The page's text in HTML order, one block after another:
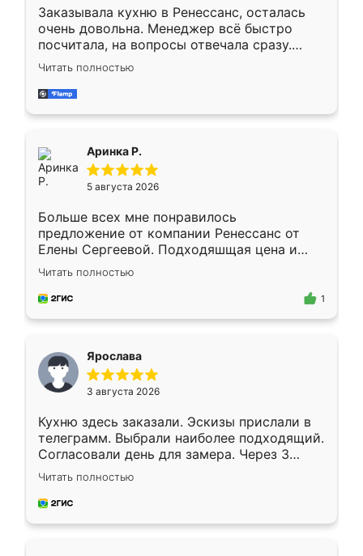
Заказывала кухню в Ренессанс, осталась
очень довольна. Менеджер всё быстро
посчитала, на вопросы отвечала сразу.
Замерщик приехал в субботу, подошёл к
делу со всей ответственностью. Собрали
за день, ребята работали аккуратно, даже
Читать полностью
Аринка Р.
5 августа 2026
Больше всех мне понравилось
предложение от компании Ренессанс от
Елены Сергеевой. Подходяшщая цена и
короткие сроки изготовления. Приехавший
для замера сотрудник Владислав
предложил по моему эскизу самый
Читать полностью
1
Ярослава
3 августа 2026
Кухню здесь заказали. Эскизы прислали в
телеграмм. Выбрали наиболее подходящий.
Согласовали день для замера. Через 3
недели кухня была уже готова. Остались
довольны работой. Спасибо Ренессанс
мебель за качественную работу!
Читать полностью